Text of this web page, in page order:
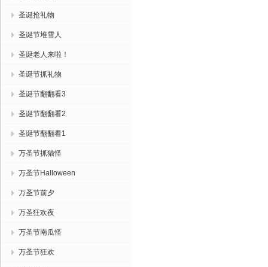
圣诞抢礼物
圣诞节堆雪人
圣诞老人来啦！
圣诞节抓礼物
圣诞节翻翻看3
圣诞节翻翻看2
圣诞节翻翻看1
万圣节抓猫怪
万圣节Halloween
万圣节前夕
万圣狂欢夜
万圣节南瓜怪
万圣节狂欢